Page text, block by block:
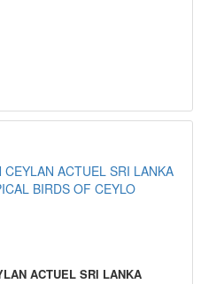
ACTUEL SRI LANKA